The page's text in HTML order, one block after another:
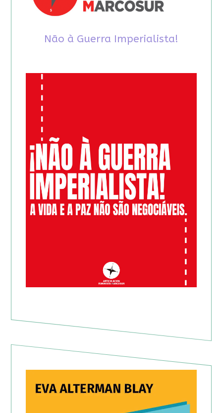
Não à Guerra Imperialista!